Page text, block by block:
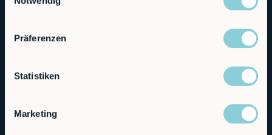
Präferenzen
Statistiken
Marketing